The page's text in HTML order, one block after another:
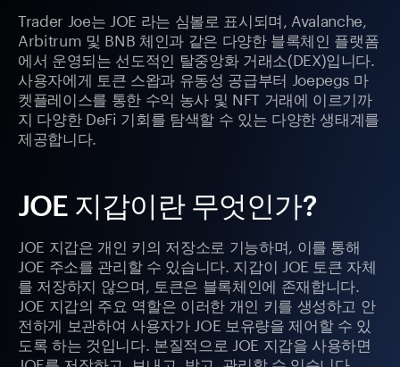
Trader Joe는 JOE 라는 심볼로 표시되며, Avalanche,
Arbitrum 및 BNB 체인과 같은 다양한 블록체인 플랫폼
에서 운영되는 선도적인 탈중앙화 거래소(DEX)입니다.
사용자에게 토큰 스왑과 유동성 공급부터 Joepegs 마
켓플레이스를 통한 수익 농사 및 NFT 거래에 이르기까
지 다양한 DeFi 기회를 탐색할 수 있는 다양한 생태계를
제공합니다.
JOE 지갑이란 무엇인가?
JOE 지갑은 개인 키의 저장소로 기능하며, 이를 통해
JOE 주소를 관리할 수 있습니다. 지갑이 JOE 토큰 자체
를 저장하지 않으며, 토큰은 블록체인에 존재합니다.
JOE 지갑의 주요 역할은 이러한 개인 키를 생성하고 안
전하게 보관하여 사용자가 JOE 보유량을 제어할 수 있
도록 하는 것입니다. 본질적으로 JOE 지갑을 사용하면